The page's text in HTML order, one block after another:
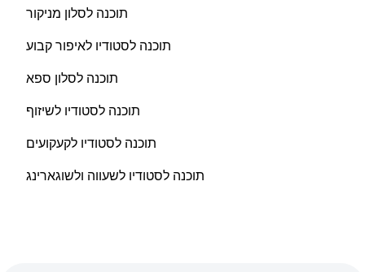
תוכנה לסלון מניקור
תוכנה לסטודיו לאיפור קבוע
תוכנה לסלון ספא
תוכנה לסטודיו לשיזוף
תוכנה לסטודיו לקעקועים
תוכנה לסטודיו לשעווה ולשוגארינג